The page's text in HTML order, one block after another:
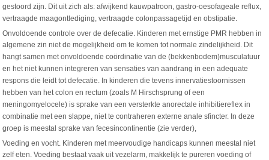
gestoord zijn. Dit uit zich als: afwijkend kauwpatroon, gastro-oesofageale reflux,
vertraagde maagontlediging, vertraagde colonpassagetijd en obstipatie.
Onvoldoende controle over de defecatie. Kinderen met ernstige PMR hebben in
algemene zin niet de mogelijkheid om te komen tot normale zindelijkheid. Dit
hangt samen met onvoldoende coördinatie van de (bekkenbodem)musculatuur
en het niet kunnen integreren van sensaties van aandrang in een adequate
respons die leidt tot defecatie. In kinderen die tevens innervatiestoornissen
hebben van het colon en rectum (zoals M Hirschsprung of een
meningomyelocele) is sprake van een versterkte anorectale inhibitiereflex in
combinatie met een slappe, niet te contraheren externe anale sfincter. In deze
groep is meestal sprake van fecesincontinentie (zie verder),
Voeding en vocht. Kinderen met meervoudige handicaps kunnen meestal niet
zelf eten. Voeding bestaat vaak uit vezelarm, makkelijk te pureren voeding of